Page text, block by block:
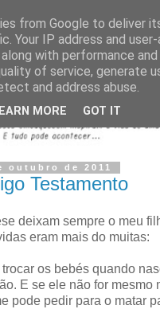
outubro de 2011
Testamento
deixam sempre o meu
eram mais do muitas:
os bebés quando
E se ele não for mesmo
pode pedir para o matar
from Google to deliver
Your IP address and
with performance
of service, generate
and address abuse.
MORE GOT IT